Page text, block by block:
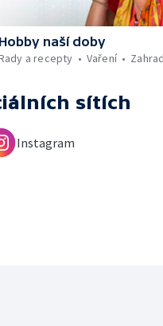
Hobby naší doby
a recepty
Vaření
sítích
Instagram